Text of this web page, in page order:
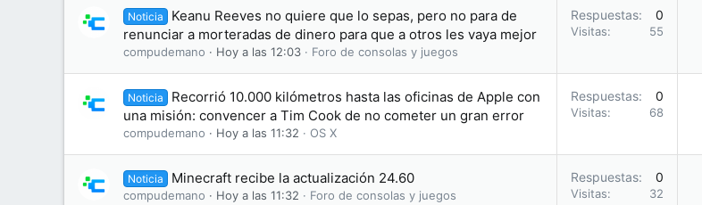
Noticia
Keanu Reeves no quiere que lo sepas, pero no para de
renunciar a morteradas de dinero para que a otros les vaya mejor
compudemano Hoy a las 12:03 Foro de consolas y juegos
Respuestas 0
Visitas 55
Noticia
Recorrió 10.000 kilómetros hasta las oficinas de Apple con
una misión: convencer a Tim Cook de no cometer un gran error
compudemano Hoy a las 11:32 OS X
Respuestas 0
Visitas 68
Noticia Minecraft recibe la actualización 24.60
compudemano Hoy a las 11:32 Foro de consolas y juegos
Respuestas 0
Visitas 32